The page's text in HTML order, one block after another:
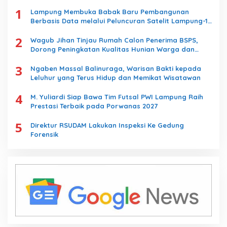
1
Lampung Membuka Babak Baru Pembangunan
Berbasis Data melalui Peluncuran Satelit Lampung-1
2
Wagub Jihan Tinjau Rumah Calon Penerima BSPS,
Dorong Peningkatan Kualitas Hunian Warga dan
3
Ngaben Massal Balinuraga, Warisan Bakti kepada
Leluhur yang Terus Hidup dan Memikat Wisatawan
4
M. Yuliardi Siap Bawa Tim Futsal PWI Lampung Raih
Prestasi Terbaik pada Porwanas 2027
5
Direktur RSUDAM Lakukan Inspeksi Ke Gedung
Forensik